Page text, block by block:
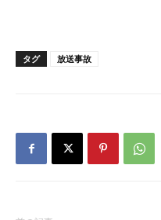
タグ 放送事故